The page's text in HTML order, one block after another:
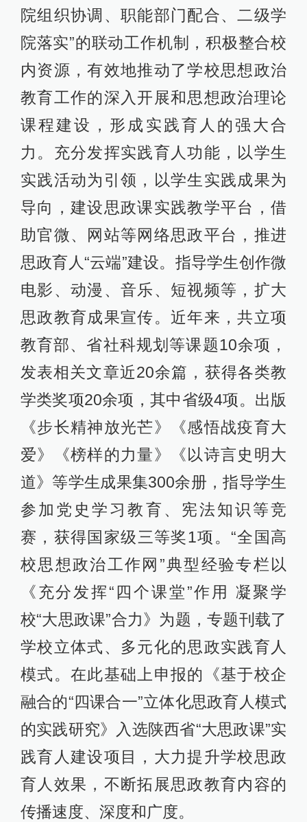
院组织协调、职能部门配合、二级学
院落实”的联动工作机制，积极整合校
内资源，有效地推动了学校思想政治
教育工作的深入开展和思想政治理论
课程建设，形成实践育人的强大合
力。充分发挥实践育人功能，以学生
实践活动为引领，以学生实践成果为
导向，建设思政课实践教学平台，借
助官微、网站等网络思政平台，推进
思政育人“云端”建设。指导学生创作微
电影、动漫、音乐、短视频等，扩大
思政教育成果宣传。近年来，共立项
教育部、省社科规划等课题10余项，
发表相关文章近20余篇，获得各类教
学类奖项20余项，其中省级4项。出版
《步长精神放光芒》《感悟战疫育大
爱》《榜样的力量》《以诗言史明大
道》等学生成果集300余册，指导学生
参加党史学习教育、宪法知识等竞
赛，获得国家级三等奖1项。“全国高
校思想政治工作网”典型经验专栏以
《充分发挥“四个课堂”作用 凝聚学
校“大思政课”合力》为题，专题刊载了
学校立体式、多元化的思政实践育人
模式。在此基础上申报的《基于校企
融合的“四课合一”立体化思政育人模式
的实践研究》入选陕西省“大思政课”实
践育人建设项目，大力提升学校思政
育人效果，不断拓展思政教育内容的
传播速度、深度和广度。